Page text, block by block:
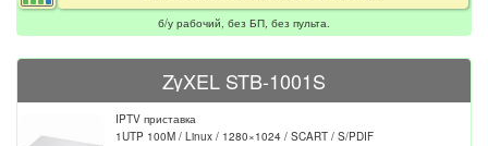
б/у рабочий, без БП, без пульта.
ZyXEL STB-1001S
IPTV приставка
1UTP 100M / Linux / 1280×1024 / SCART / S/PDIF